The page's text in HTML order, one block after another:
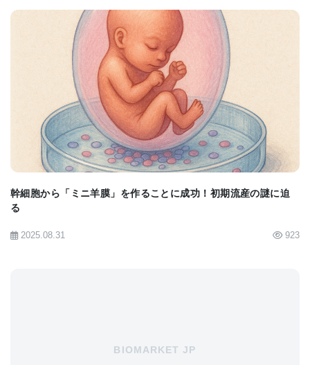
層でも、摂氏零度に近い温度中に保管しておくとこ
れに似た規則的な配列になる」と語っている。高濃
度の尿素溶液を加えると先端基間の強力な相互作用
が停止し、分子格子も崩壊する。これは尿素が水素
結合を切断し、先端基の強力な相互作用を阻止し、
分子格子を破壊するからだ。さらに、科学者チーム
は、GPI断片と、規則性のない薄膜しか作れないご
く一般的な細胞膜脂質との混合物からも規則的なク
ラスターが生まれることを実証している。つまり、
ができるのであり、このような特殊な機能は、現実
Previously Unknown Mechanism Proposed for How
BIOMARKET JP
幹細胞から「ミニ羊膜」を作ることに成功！初期流産の謎に迫
る
2025.08.31 923
BIOMARKET JP